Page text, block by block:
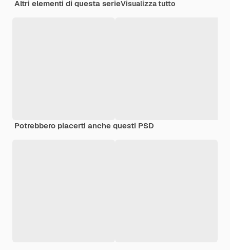
Altri elementi di questa serieVisualizza tutto
Potrebbero piacerti anche questi PSD